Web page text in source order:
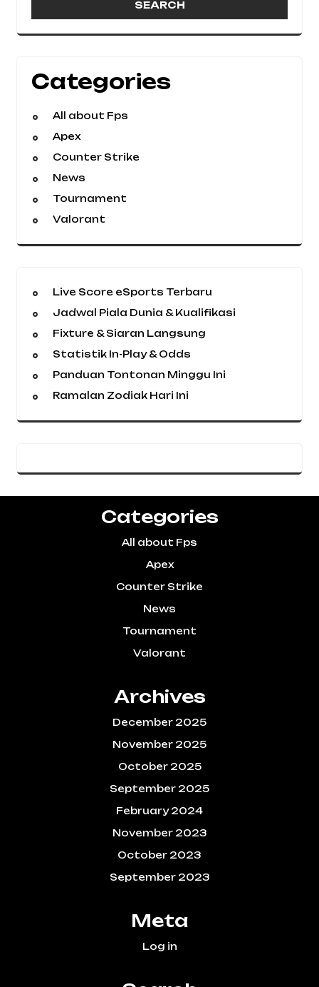
Categories
All about Fps
Apex
Counter Strike
News
Tournament
Valorant
Live Score eSports Terbaru
Jadwal Piala Dunia & Kualifikasi
Fixture & Siaran Langsung
Statistik In-Play & Odds
Panduan Tontonan Minggu Ini
Ramalan Zodiak Hari Ini
Categories
All about Fps
Apex
Counter Strike
News
Tournament
Valorant
Archives
December 2025
November 2025
October 2025
September 2025
February 2024
November 2023
October 2023
September 2023
Meta
Log in